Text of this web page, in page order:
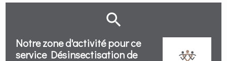
Notre zone d'activité pour ce
service Désinsectisation de